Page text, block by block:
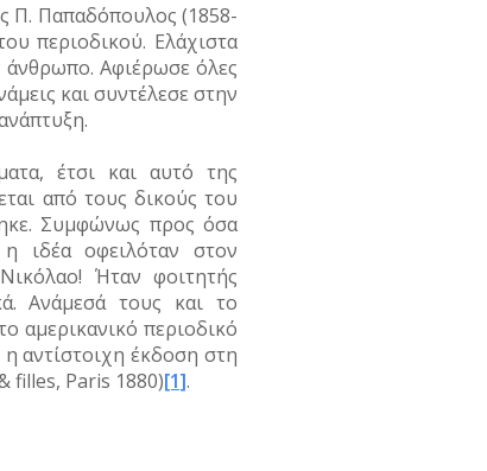
Π. Παπαδόπουλος (1858-
περιοδικού. Ελάχιστα
άνθρωπο. Αφιέρωσε όλες
και συντέλεσε στην
έτσι και αυτό της
από τους δικούς του
Συμφώνως προς όσα
ιδέα οφειλόταν στον
Ήταν φοιτητής
Ανάμεσά τους και το
αμερικανικό περιοδικό
αντίστοιχη έκδοση στη
filles, Paris 1880)[1].